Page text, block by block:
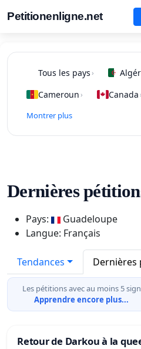
Petitionenligne.net
Tous les pays ›
Cameroun › Canada ›
Montrer plus
Dernières
Pays:
Guadeloupe
Langue: Français
Tendances Dernières
Les pétitions avec au moins 5
Apprendre encore plus...
Retour de Darkou à la